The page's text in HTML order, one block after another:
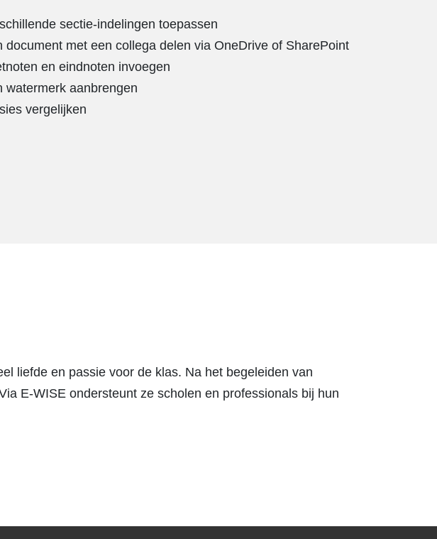
sectie-indelingen toepassen
document met een collega delen via OneDrive of SharePoint
en eindnoten invoegen
watermerk aanbrengen
vergelijken
liefde en passie voor de klas. Na het begeleiden van
E-WISE ondersteunt ze scholen en professionals bij hun